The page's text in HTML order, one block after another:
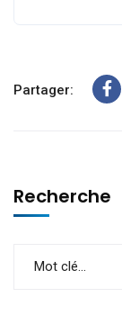
Partager:
Recherche